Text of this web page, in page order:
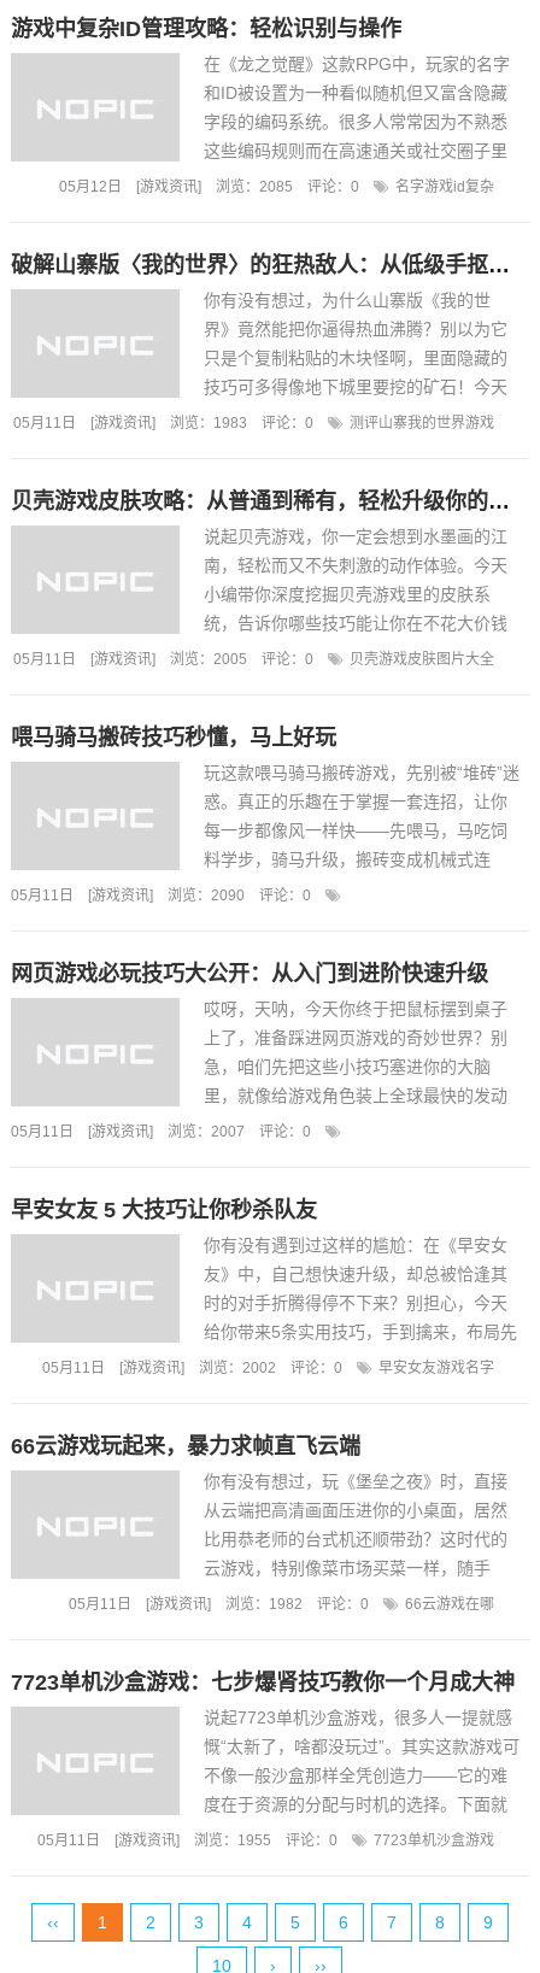
游戏中复杂ID管理攻略：轻松识别与操作
在《龙之觉醒》这款RPG中，玩家的名字
和ID被设置为一种看似随机但又富含隐藏
字段的编码系统。很多人常常因为不熟悉
这些编码规则而在高速通关或社交圈子里
被误认。下面我们按步骤拆解这套ID与名
个完整的ID通常是12位数字...
05月12日 [游戏资讯] 浏览：2085 评论：0 名字游戏id复杂
破解山寨版〈我的世界〉的狂热敌人：从低级手抠到高阶代码翻牌的实战攻略
你有没有想过，为什么山寨版《我的世
界》竟然能把你逼得热血沸腾？别以为它
只是个复制粘贴的木块怪啊，里面隐藏的
技巧可多得像地下城里要挖的矿石！今天
就跟着我，先铲除掉套路，再直接冲进隐
切换工具，手柄对骨折...
05月11日 [游戏资讯] 浏览：1983 评论：0 测评山寨我的世界游戏
贝壳游戏皮肤攻略：从普通到稀有，轻松升级你的游戏形象！
说起贝壳游戏，你一定会想到水墨画的江
南，轻松而又不失刺激的动作体验。今天
小编带你深度挖掘贝壳游戏里的皮肤系
统，告诉你哪些技巧能让你在不花大价钱
的前提下，轻松抢到心仪的服装。准备好
取的三大战略】⚡1...
05月11日 [游戏资讯] 浏览：2005 评论：0 贝壳游戏皮肤图片大全
喂马骑马搬砖技巧秒懂，马上好玩
玩这款喂马骑马搬砖游戏，先别被“堆砖”迷
惑。真正的乐趣在于掌握一套连招，让你
每一步都像风一样快——先喂马，马吃饲
料学步，骑马升级，搬砖变成机械式连
击。下面我们就用轻松的口吻，拆解这套
05月11日 [游戏资讯] 浏览：2090 评论： 0
网页游戏必玩技巧大公开：从入门到进阶快速升级
哎呀，天呐，今天你终于把鼠标摆到桌子
上了，准备踩进网页游戏的奇妙世界？别
急，咱们先把这些小技巧塞进你的大脑
里，就像给游戏角色装上全球最快的发动
机，直接上线排名前排！第一步：选对“皮
《怪物猎人》中那种&l...
05月11日 [游戏资讯] 浏览：2007 评论： 0
早安女友 5 大技巧让你秒杀队友
你有没有遇到过这样的尴尬：在《早安女
友》中，自己想快速升级，却总被恰逢其
时的对手折腾得停不下来？别担心，今天
给你带来5条实用技巧，手到擒来，布局先
眼前，斩获先存钱袋！1️⃣先熟知“黎明冲刺”
乘势刷怪，...
05月11日 [游戏资讯] 浏览：2002 评论：0 早安女友游戏名字
66云游戏玩起来，暴力求帧直飞云端
你有没有想过，玩《堡垒之夜》时，直接
从云端把高清画面压进你的小桌面，居然
比用恭老师的台式机还顺带劲？这时代的
云游戏，特别像菜市场买菜一样，随手
拎，但你可能要先知道挑货技巧。今天咱
说说谁是主角：6...
05月11日 [游戏资讯] 浏览：1982 评论：0 66云游戏在哪
7723单机沙盒游戏：七步爆肾技巧教你一个月成大神
说起7723单机沙盒游戏，很多人一提就感
慨“太新了，啥都没玩过”。其实这款游戏可
不像一般沙盒那样全凭创造力——它的难
度在于资源的分配与时机的选择。下面就
跟着我摸摸这盘子，让你每天上手都能抓
05月11日 [游戏资讯] 浏览：1955 评论：0 7723单机沙盒游戏
‹‹ 1 2 3 4 5 6 7 8 9
10 › ››